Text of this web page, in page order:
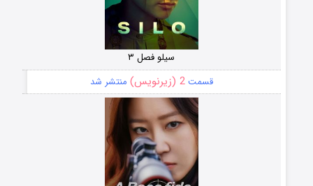
سیلو فصل ۳
قسمت2 (زیرنویس) منتشر شد